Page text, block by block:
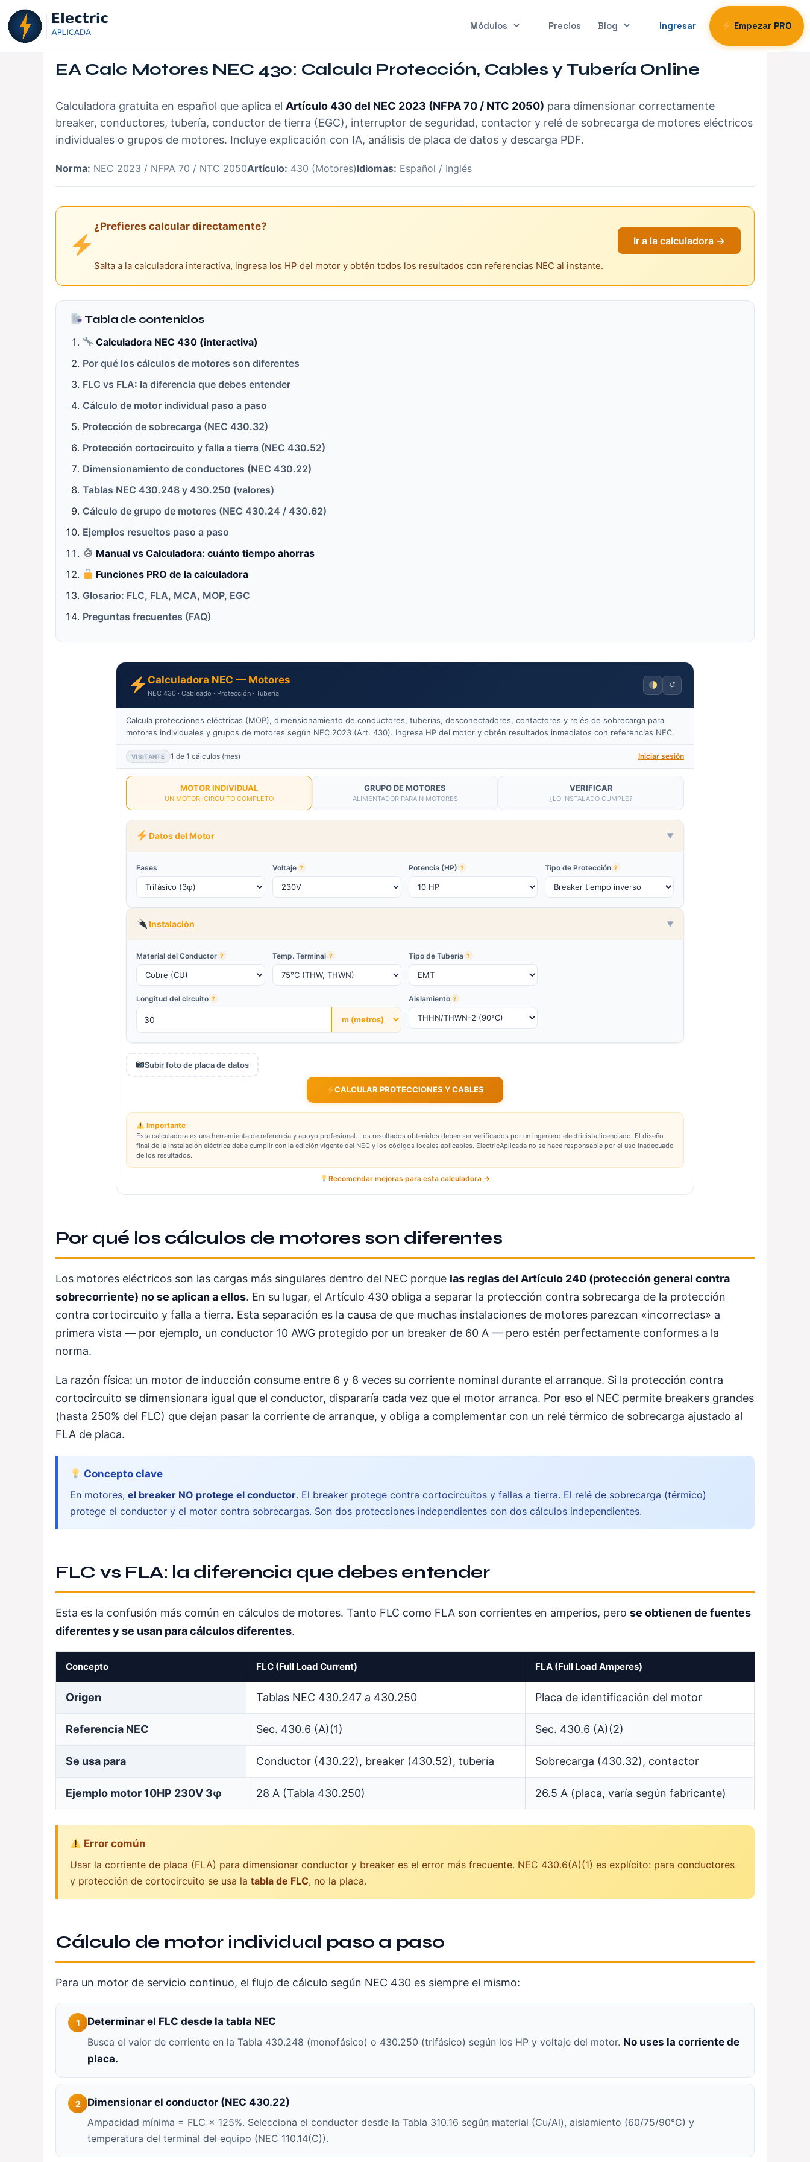
Saltar
al
contenido
Módulos Precios Blog Ingresar Empezar PRO
EA Calc Motores NEC 430: Calcula Protección, Cables y Tubería Online
Calculadora gratuita en español que aplica el Artículo 430 del NEC 2023 (NFPA 70 / NTC 2050) para dimensionar correctamente
breaker, conductores, tubería, conductor de tierra (EGC), interruptor de seguridad, contactor y relé de sobrecarga de motores eléctricos
individuales o grupos de motores. Incluye explicación con IA, análisis de placa de datos y descarga PDF.
Norma: NEC 2023 / NFPA 70 / NTC 2050Artículo: 430 (Motores)Idiomas: Español / Inglés
¿Prefieres calcular directamente?
Salta a la calculadora interactiva, ingresa los HP del motor y obtén todos los resultados con referencias NEC al instante.
Ir a la calculadora →
Tabla de contenidos
Calculadora NEC 430 (interactiva)
Por qué los cálculos de motores son diferentes
FLC vs FLA: la diferencia que debes entender
Cálculo de motor individual paso a paso
Protección de sobrecarga (NEC 430.32)
Protección cortocircuito y falla a tierra (NEC 430.52)
Dimensionamiento de conductores (NEC 430.22)
Tablas NEC 430.248 y 430.250 (valores)
Cálculo de grupo de motores (NEC 430.24 / 430.62)
Ejemplos resueltos paso a paso
Manual vs Calculadora: cuánto tiempo ahorras
Funciones PRO de la calculadora
Glosario: FLC, FLA, MCA, MOP, EGC
Preguntas frecuentes (FAQ)
Calculadora NEC — Motores
NEC 430 · Cableado · Protección · Tubería
↺
Calcula protecciones eléctricas (MOP), dimensionamiento de conductores, tuberías, desconectadores, contactores y relés de sobrecarga para
motores individuales y grupos de motores según NEC 2023 (Art. 430). Ingresa HP del motor y obtén resultados inmediatos con referencias NEC.
VISITANTE 1 de 1 cálculos (mes) Iniciar sesión
MOTOR INDIVIDUAL
UN MOTOR, CIRCUITO COMPLETO
GRUPO DE MOTORES
ALIMENTADOR PARA N MOTORES
VERIFICAR
¿LO INSTALADO CUMPLE?
Datos del Motor ▼
Fases Voltaje ? Potencia (HP) ? Tipo de Protección ?
Instalación ▼
Material del Conductor ? Temp. Terminal ? Tipo de Tubería ?
Longitud del circuito ? Aislamiento ?
Subir foto de placa de datos
CALCULAR PROTECCIONES Y CABLES
Importante
Esta calculadora es una herramienta de referencia y apoyo profesional. Los resultados obtenidos deben ser verificados por un ingeniero electricista licenciado. El diseño
final de la instalación eléctrica debe cumplir con la edición vigente del NEC y los códigos locales aplicables. ElectricAplicada no se hace responsable por el uso inadecuado
de los resultados.
Recomendar mejoras para esta calculadora →
Por qué los cálculos de motores son diferentes
Los motores eléctricos son las cargas más singulares dentro del NEC porque las reglas del Artículo 240 (protección general contra
sobrecorriente) no se aplican a ellos. En su lugar, el Artículo 430 obliga a separar la protección contra sobrecarga de la protección
contra cortocircuito y falla a tierra. Esta separación es la causa de que muchas instalaciones de motores parezcan «incorrectas» a
primera vista — por ejemplo, un conductor 10 AWG protegido por un breaker de 60 A — pero estén perfectamente conformes a la
norma.
La razón física: un motor de inducción consume entre 6 y 8 veces su corriente nominal durante el arranque. Si la protección contra
cortocircuito se dimensionara igual que el conductor, dispararía cada vez que el motor arranca. Por eso el NEC permite breakers grandes
(hasta 250% del FLC) que dejan pasar la corriente de arranque, y obliga a complementar con un relé térmico de sobrecarga ajustado al
FLA de placa.
Concepto clave
En motores, el breaker NO protege el conductor. El breaker protege contra cortocircuitos y fallas a tierra. El relé de sobrecarga (térmico)
protege el conductor y el motor contra sobrecargas. Son dos protecciones independientes con dos cálculos independientes.
FLC vs FLA: la diferencia que debes entender
Esta es la confusión más común en cálculos de motores. Tanto FLC como FLA son corrientes en amperios, pero se obtienen de fuentes
diferentes y se usan para cálculos diferentes.
Concepto FLC (Full Load Current) FLA (Full Load Amperes)
Origen Tablas NEC 430.247 a 430.250 Placa de identificación del motor
Referencia NEC Sec. 430.6 (A)(1) Sec. 430.6 (A)(2)
Se usa para Conductor (430.22), breaker (430.52), tubería Sobrecarga (430.32), contactor
Ejemplo motor 10HP 230V 3φ 28 A (Tabla 430.250) 26.5 A (placa, varía según fabricante)
Error común
Usar la corriente de placa (FLA) para dimensionar conductor y breaker es el error más frecuente. NEC 430.6(A)(1) es explícito: para conductores
y protección de cortocircuito se usa la tabla de FLC, no la placa.
Cálculo de motor individual paso a paso
Para un motor de servicio continuo, el flujo de cálculo según NEC 430 es siempre el mismo:
1
Determinar el FLC desde la tabla NEC
Busca el valor de corriente en la Tabla 430.248 (monofásico) o 430.250 (trifásico) según los HP y voltaje del motor. No uses la corriente de
placa.
2
Dimensionar el conductor (NEC 430.22)
Ampacidad mínima = FLC × 125%. Selecciona el conductor desde la Tabla 310.16 según material (Cu/Al), aislamiento (60/75/90°C) y
temperatura del terminal del equipo (NEC 110.14(C)).